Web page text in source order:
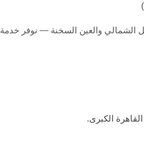
الشمالي والعين السخنة — نوفر خدمة
الكبرى.